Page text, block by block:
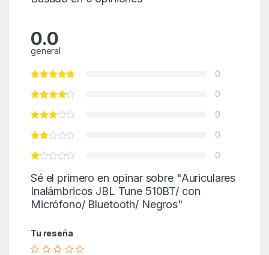
0.0
general
0
0
0
0
0
Sé el primero en opinar sobre "Auriculares
Inalámbricos JBL Tune 510BT/ con
Micrófono/ Bluetooth/ Negros"
Tu reseña